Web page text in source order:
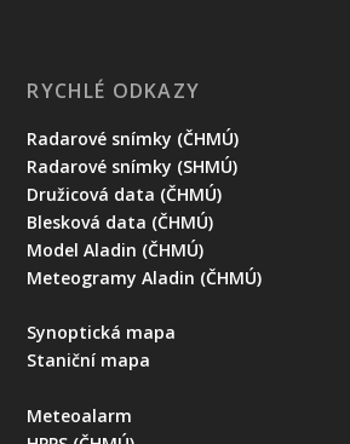
RYCHLÉ ODKAZY
Radarové snímky (ČHMÚ)
Radarové snímky (SHMÚ)
Družicová data (ČHMÚ)
Blesková data (ČHMÚ)
Model Aladin (ČHMÚ)
Meteogramy Aladin (ČHMÚ)
Synoptická mapa
Staniční mapa
Meteoalarm